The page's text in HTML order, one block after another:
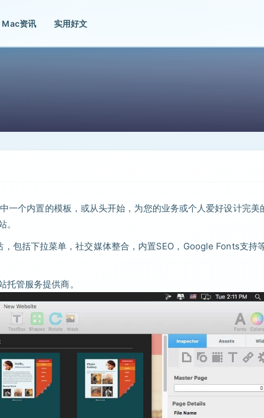
Mac资讯 实用好文
一个内置的模板，或从头开始，为您的业务或个人爱好设计完美
包括下拉菜单，社交媒体整合，内置SEO，Google Fonts支持
管服务提供商。